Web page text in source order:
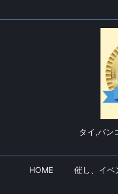
タイ,バン
HOME 催し、イベ